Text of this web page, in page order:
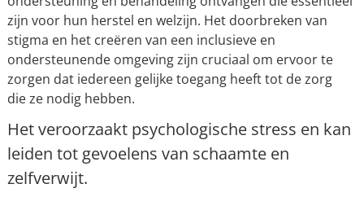
zijn voor hun herstel en welzijn. Het doorbreken van
stigma en het creëren van een inclusieve en
ondersteunende omgeving zijn cruciaal om ervoor te
zorgen dat iedereen gelijke toegang heeft tot de zorg
die ze nodig hebben.
Het veroorzaakt psychologische stress en kan
leiden tot gevoelens van schaamte en
zelfverwijt.